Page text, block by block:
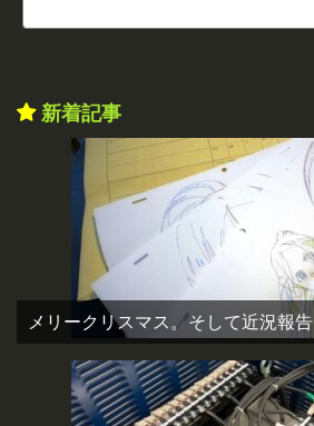
新着記事
メリークリスマス。そして近況報告